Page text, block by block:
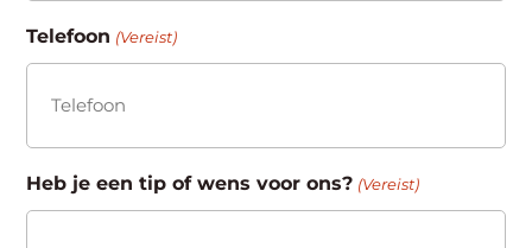
Telefoon (Vereist)
Heb je een tip of wens voor ons? (Vereist)